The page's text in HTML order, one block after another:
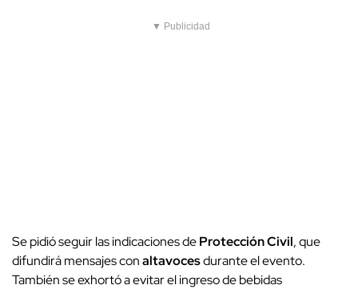
▼ Publicidad
Se pidió seguir las indicaciones deProtección Civil, que
difundirá mensajes conaltavocesdurante el evento.
También se exhortó a evitar el ingreso de bebidas